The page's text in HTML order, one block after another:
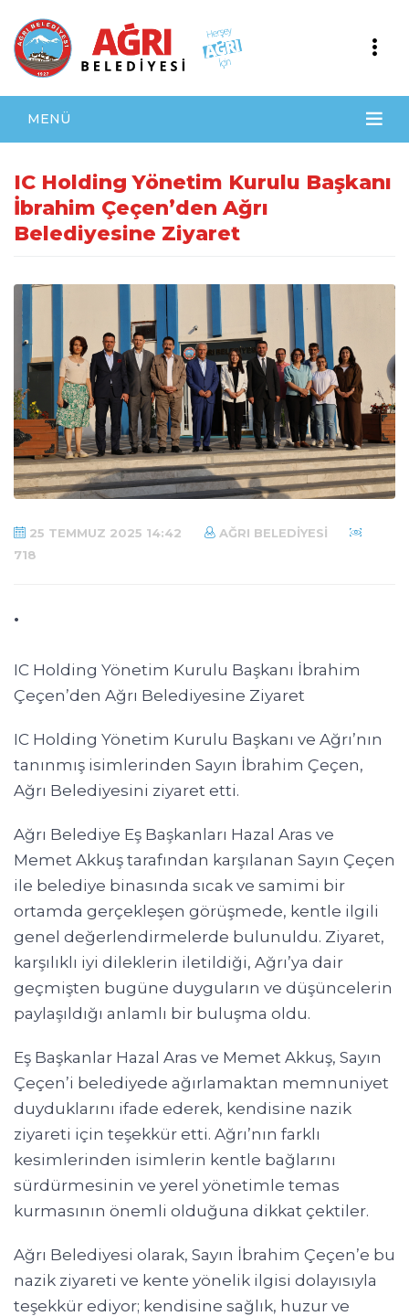
MENÜ
IC Holding Yönetim Kurulu Başkanı
İbrahim Çeçen’den Ağrı
Belediyesine Ziyaret
25 TEMMUZ 2025 14:42
AĞRI BELEDIYESI
718
.
IC Holding Yönetim Kurulu Başkanı İbrahim
Çeçen’den Ağrı Belediyesine Ziyaret
IC Holding Yönetim Kurulu Başkanı ve Ağrı’nın
tanınmış isimlerinden Sayın İbrahim Çeçen,
Ağrı Belediyesini ziyaret etti.
Ağrı Belediye Eş Başkanları Hazal Aras ve
Memet Akkuş tarafından karşılanan Sayın Çeçen
ile belediye binasında sıcak ve samimi bir
ortamda gerçekleşen görüşmede, kentle ilgili
genel değerlendirmelerde bulunuldu. Ziyaret,
karşılıklı iyi dileklerin iletildiği, Ağrı’ya dair
geçmişten bugüne duyguların ve düşüncelerin
paylaşıldığı anlamlı bir buluşma oldu.
Eş Başkanlar Hazal Aras ve Memet Akkuş, Sayın
Çeçen’i belediyede ağırlamaktan memnuniyet
duyduklarını ifade ederek, kendisine nazik
ziyareti için teşekkür etti. Ağrı’nın farklı
kesimlerinden isimlerin kentle bağlarını
sürdürmesinin ve yerel yönetimle temas
kurmasının önemli olduğuna dikkat çektiler.
Ağrı Belediyesi olarak, Sayın İbrahim Çeçen’e bu
nazik ziyareti ve kente yönelik ilgisi dolayısıyla
teşekkür ediyor; kendisine sağlık, huzur ve